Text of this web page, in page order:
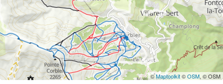
©Maptoolkit©OSM, © OSM